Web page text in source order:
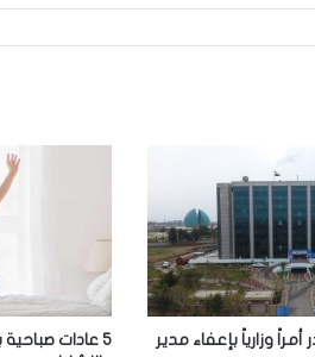
وزارياً بإعفاء مدير
5 عادات